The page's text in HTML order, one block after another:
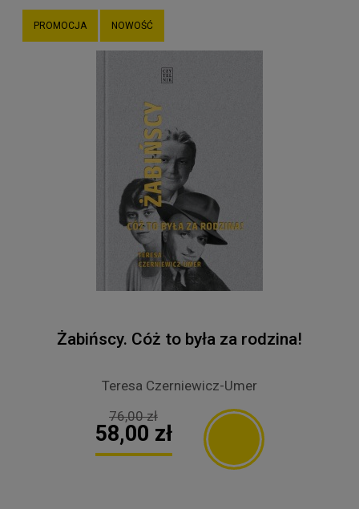
Żabińscy. Cóż to była za rodzina!
Teresa Czerniewicz-Umer
76,00 zł
58,00 zł
PROMOCJA NOWOŚĆ